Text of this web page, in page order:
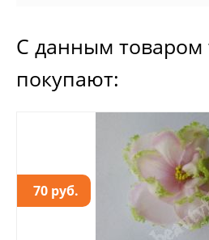
С данным товаром
покупают:
70 руб.